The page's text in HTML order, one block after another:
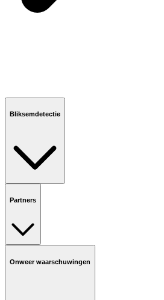
Bliksemdetectie
Partners
Onweer waarschuwingen